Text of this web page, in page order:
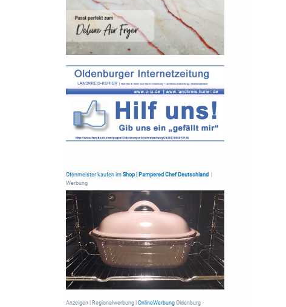
Ofenmeister kaufen im Shop | Pampered Chef Deutschland
Werbung
Anzeigen | Regionalwerbung | OnlineWerbungOldenburg